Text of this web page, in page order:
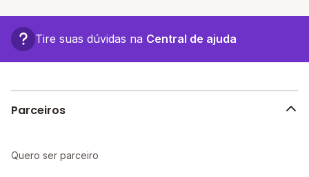
completa e recursos educacionais mais avançados,
proporcionando um ambiente propício ao
Tire suas dúvidas na Central de ajuda
Parceiros
Quero ser parceiro